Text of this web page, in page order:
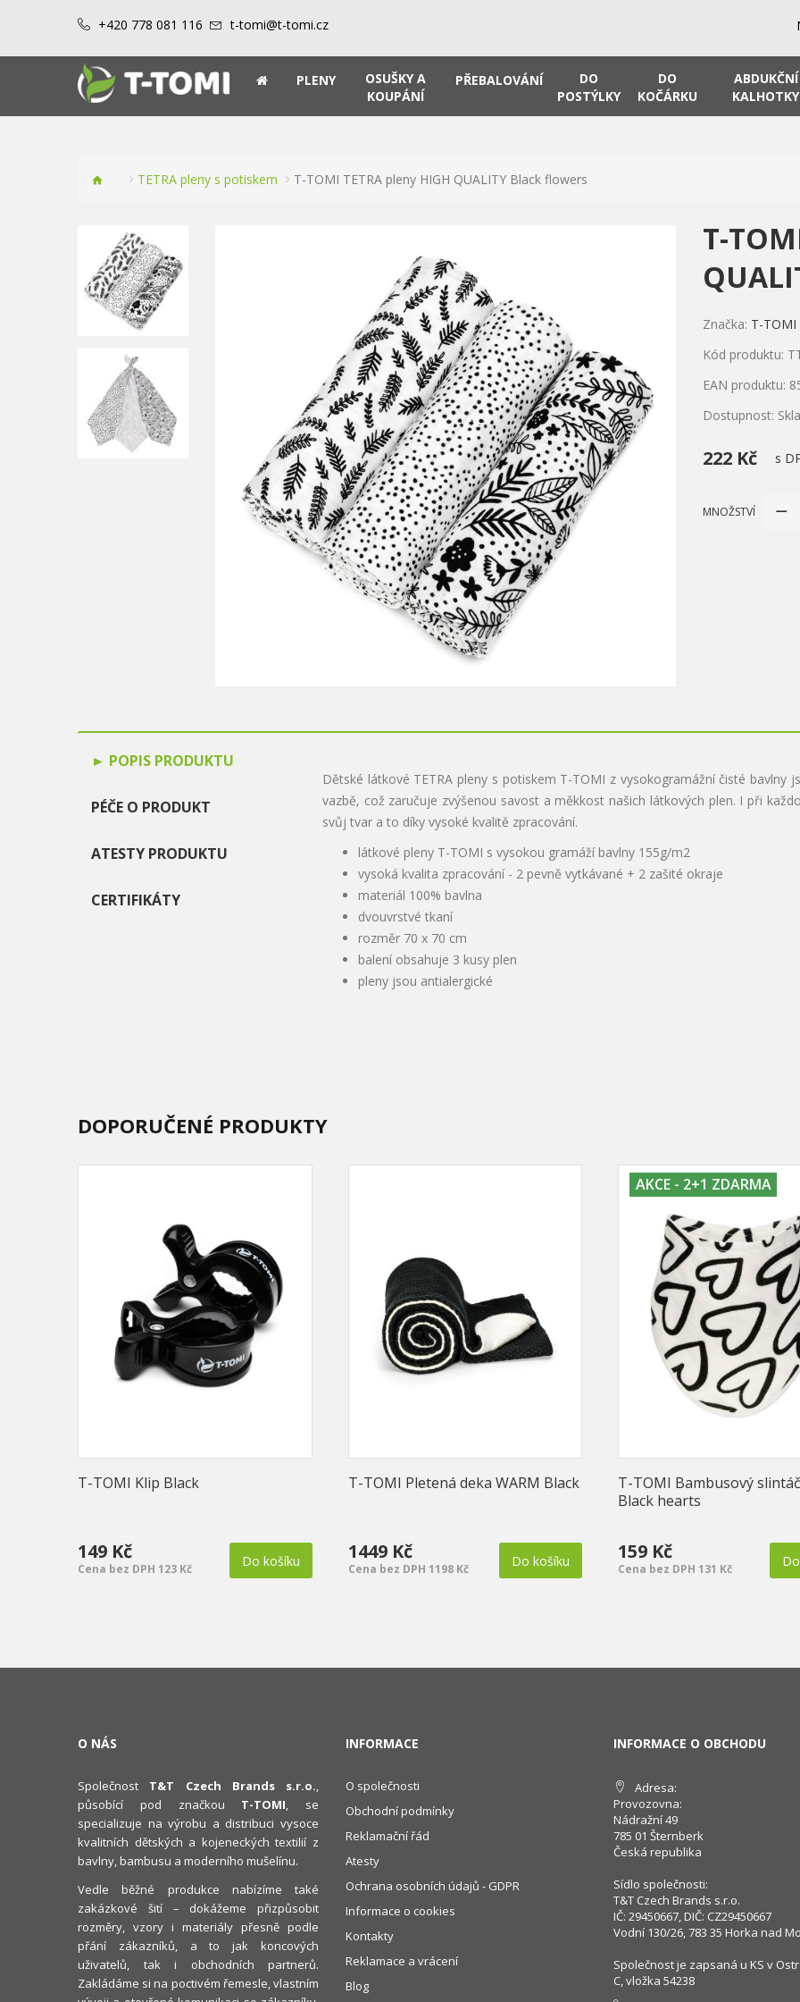
+420 778 081 116 t-tomi@t-tomi.cz
PLENY
OSUŠKY A
KOUPÁNÍ
PŘEBALOVÁNÍ
DO
POSTÝLKY
DO
KOČÁRKU
ABDUKČNÍ
KALHOTKY
TETRA pleny s potiskem T-TOMI TETRA pleny HIGH QUALITY Black flowers
T-
Značka: T-TOMI
Kód produktu:
EAN produktu:
Dostupnost:
222 Kč s
MNOŽSTVÍ
POPIS PRODUKTU
PÉČE O PRODUKT
ATESTY PRODUKTU
CERTIFIKÁTY
Dětské látkové TETRA pleny s potiskem T-TOMI z vysokogramážní čisté bavlny
vazbě, což zaručuje zvýšenou savost a měkkost našich látkových plen. I při
svůj tvar a to díky vysoké kvalitě zpracování.
látkové pleny T-TOMI s vysokou gramáží bavlny 155g/m2
vysoká kvalita zpracování - 2 pevně vytkávané + 2 zašité okraje
materiál 100% bavlna
dvouvrstvé tkaní
rozměr 70 x 70 cm
balení obsahuje 3 kusy plen
pleny jsou antialergické
DOPORUČENÉ PRODUKTY
T-TOMI Klip Black
149 Kč
Cena bez DPH 123 Kč Do košíku
T-TOMI Pletená deka WARM Black
1449 Kč
Cena bez DPH 1198 Kč Do košíku
AKCE - 2+1 ZDARMA
T-TOMI Bambusový
Black hearts
159 Kč
Cena bez DPH 131 Kč
O NÁS
Společnost T&T Czech Brands s.r.o.,
působící pod značkou T-TOMI, se
specializuje na výrobu a distribuci vysoce
kvalitních dětských a kojeneckých textilií z
bavlny, bambusu a moderního mušelínu.
Vedle běžné produkce nabízíme také
zakázkové šití – dokážeme přizpůsobit
rozměry, vzory i materiály přesně podle
přání zákazníků, a to jak koncových
uživatelů, tak i obchodních partnerů.
Zakládáme si na poctivém řemesle, vlastním
INFORMACE
O společnosti
Obchodní podmínky
Reklamační řád
Atesty
Ochrana osobních údajů - GDPR
Informace o cookies
Kontakty
Reklamace a vrácení
Blog
INFORMACE O OBCHODU
Adresa:
Provozovna:
Nádražní 49
785 01 Šternberk
Česká republika
Sídlo společnosti:
T&T Czech Brands s.r.o.
IČ: 29450667, DIČ: CZ29450667
Vodní 130/26, 783 35 Horka nad
Společnost je zapsaná u KS v
C, vložka 54238